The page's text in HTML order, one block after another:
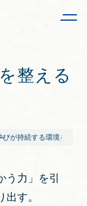
整える
びが持続する環境を整え
う力」を引
す。